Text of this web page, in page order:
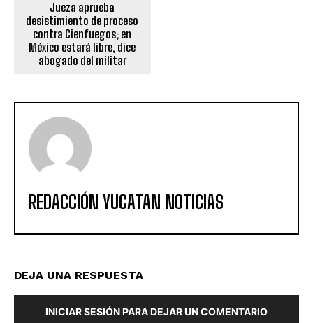
Jueza aprueba
desistimiento de proceso
contra Cienfuegos; en
México estará libre, dice
abogado del militar
REDACCIÓN YUCATAN NOTICIAS
DEJA UNA RESPUESTA
INICIAR SESIÓN PARA DEJAR UN COMENTARIO